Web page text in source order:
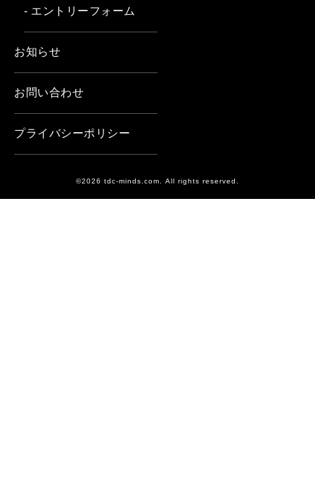
- エントリーフォーム
お知らせ
お問い合わせ
プライバシーポリシー
©2026 tdc-minds.com. All rights reserved.